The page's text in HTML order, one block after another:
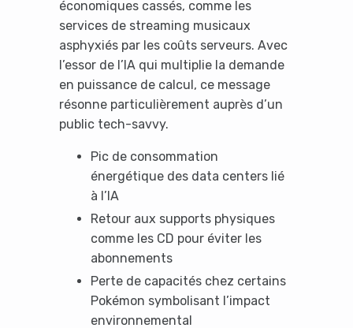
économiques cassés, comme les
services de streaming musicaux
asphyxiés par les coûts serveurs. Avec
l’essor de l’IA qui multiplie la demande
en puissance de calcul, ce message
résonne particulièrement auprès d’un
public tech-savvy.
Pic de consommation
énergétique des data centers lié
à l’IA
Retour aux supports physiques
comme les CD pour éviter les
abonnements
Perte de capacités chez certains
Pokémon symbolisant l’impact
environnemental